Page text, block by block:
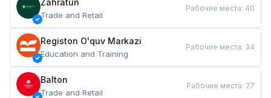
Zahratun
Trade and Retail
Рабочие места: 40
Registon O'quv Markazi
Education and Training
Рабочие места: 34
Balton
Trade and Retail
Рабочие места: 27